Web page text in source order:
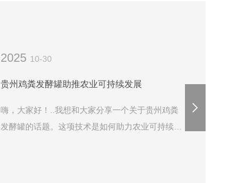
2025 10-30
贵州鸡粪发酵罐助推农业可持续发展
嗨，大家好！..我想和大家分享一个关于贵州鸡粪
发酵罐的话题。这项技术是如何助力农业可持续发